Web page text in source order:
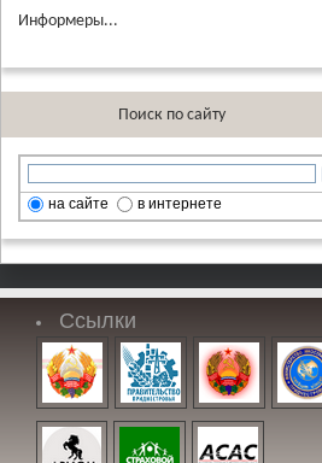
Информеры...
Поиск по сайту
на сайте в интернете
Ссылки